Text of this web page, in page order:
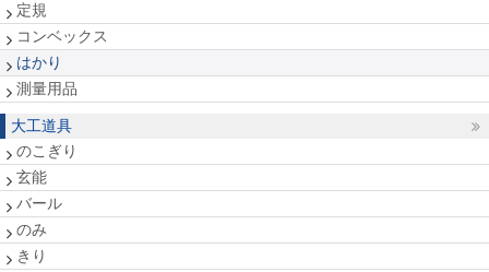
定規
コンベックス
はかり
測量用品
大工道具
のこぎり
玄能
バール
のみ
きり